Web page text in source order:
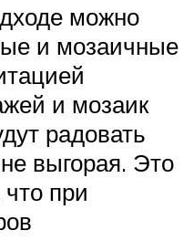
можно
и мозаичные
и мозаик
радовать
выгорая. Это
что при